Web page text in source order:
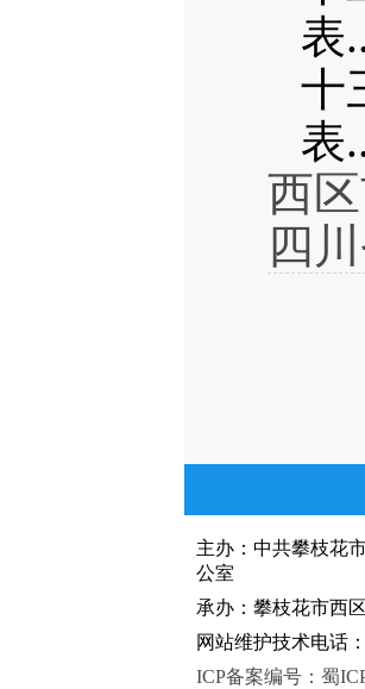
表
十
表
西
四
主办：中共攀枝
公室
承办：攀枝花市西
网站维护技术电话
ICP备案编号：蜀